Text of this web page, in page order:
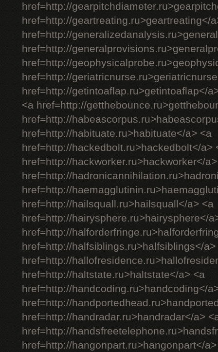
href=http://
href=http://geartreating.ru>geartreating</
href=http://
href=http://
href=http://
href=http://
href=http://getintoaflap.ru>getintoaflap</
<a href=http://
href=http://
href=http://habituate.ru>habituate</a> <a
href=http://hackedbolt.ru>hackedbolt</a>
href=http://hackworker.ru>hackworker</
href=http://
href=http://
href=http://hailsquall.ru>hailsquall</a> <a
href=http://hairysphere.ru>hairysphere</
href=http://
href=http://halfsiblings.ru>halfsiblings</a>
href=http://
href=http://haltstate.ru>haltstate</a> <a
href=http://handcoding.ru>handcoding</
href=http://
href=http://handradar.ru>handradar</a>
href=http://
href=http://hangonpart.ru>hangonpart</